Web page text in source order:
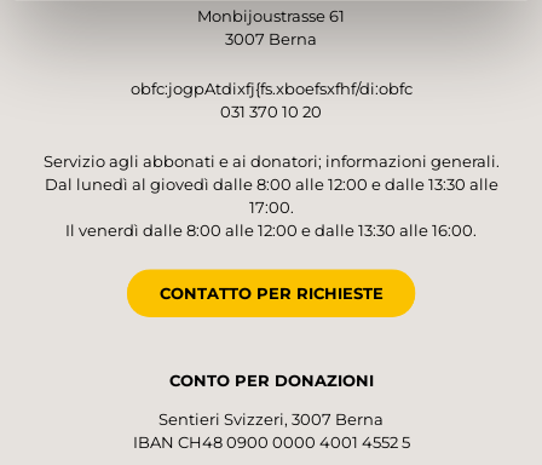
Monbijoustrasse 61
3007 Berna
obfc:jogpAtdixfj{fs.xboefsxfhf/di:obfc
031 370 10 20
Servizio agli abbonati e ai donatori; informazioni generali.
Dal lunedì al giovedì dalle 8:00 alle 12:00 e dalle 13:30 alle
17:00.
Il venerdì dalle 8:00 alle 12:00 e dalle 13:30 alle 16:00.
CONTATTO PER RICHIESTE
CONTO PER DONAZIONI
Sentieri Svizzeri, 3007 Berna
IBAN CH48 0900 0000 4001 4552 5